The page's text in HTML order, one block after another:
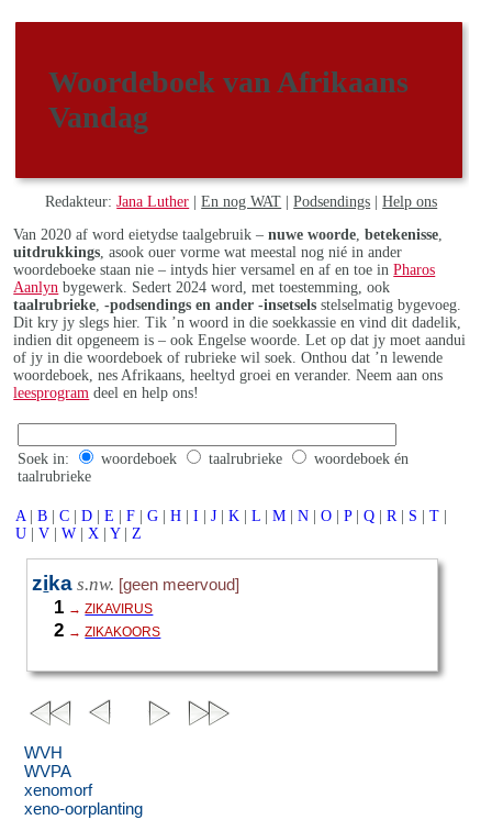
Woordeboek van Afrikaans
Vandag
Redakteur:Jana Luther |En nog WAT |Podsendings |Help ons
Van 2020 af word eietydse taalgebruik –nuwe woorde ,betekenisse
uitdrukkings , asook ouer vorme wat meestal nog nié in ander
woordeboeke staan nie – intyds hier versamel en af en toe inPharos
Aanlyn bygewerk. Sedert 2024 word, met toestemming, ook
taalrubrieke ,-podsendings en ander -insetsels stelselmatig bygevoeg.
Dit kry jy slegs hier. Tik ’n woord in die soekkassie en vind dit dadelik,
indien dit opgeneem is – ook Engelse woorde. Let op dat jy moet aandui
of jy in die woordeboek of rubrieke wil soek. Onthou dat ’n lewende
woordeboek, nes Afrikaans, heeltyd groei en verander. Neem aan ons
leesprogram deel en help ons!
Soek in: woordeboek taalrubrieke
woordeboek én
taalrubrieke
A | B | C | D | E | F | G | H | I | J | K | L | M | N | O | P | Q | R | S | T |
U | V | W | X | Y | Z
zika s.nw. [geen meervoud]
1 →ZIKAVIRUS
2 →ZIKAKOORS
WVH
WVPA
xenomorf
xeno-oorplanting